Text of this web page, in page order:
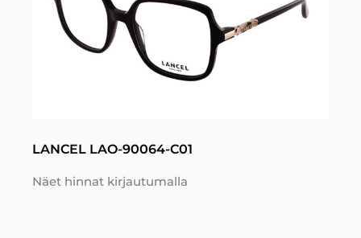
LANCEL LAO-90064-C01
Näet hinnat kirjautumalla